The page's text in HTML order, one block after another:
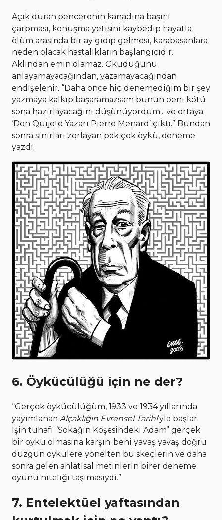
Açık duran pencerenin kanadına başını
çarpması, konuşma yetisini kaybedip hayatla
ölüm arasında bir ay gidip gelmesi, karabasanlara
neden olacak hastalıkların başlangıcıdır.
Aklından emin olamaz. Okuduğunu
anlayamayacağından, yazamayacağından
endişelenir. “Daha önce hiç denemediğim bir şey
yazmaya kalkıp başaramazsam bunun beni kötü
sona hazırlayacağını düşünüyordum... ve ortaya
‘Don Quijote Yazarı Pierre Menard’ çıktı.” Bundan
sonra sınırları zorlayan pek çok öykü, deneme
yazdı.
6. Öykücülüğü için ne der?
“Gerçek öykücülüğüm, 1933 ve 1934 yıllarında
yayımlanan Alçaklığın Evrensel Tarihi’yle başlar.
İşin tuhafı “Sokağın Köşesindeki Adam” gerçek
bir öykü olmasına karşın, beni yavaş yavaş doğru
düzgün öykülere yönelten bu skeçlerin ve daha
sonra gelen anlatısal metinlerin birer deneme
oyunu niteliği taşımasıydı.”
7. Entelektüel yaftasından